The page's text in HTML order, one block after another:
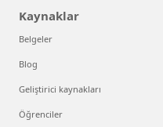
Kaynaklar
Belgeler
Blog
Geliştirici kaynakları
Öğrenciler